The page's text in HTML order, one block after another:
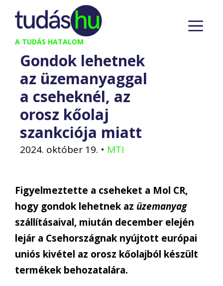
Kilépés
tartalomba
A TUDÁS HATALOM
Gondok lehetnek
az üzemanyaggal
a cseheknél, az
orosz kőolaj
szankciója miatt
2024. október 19. • MTI
Figyelmeztette a cseheket a Mol CR,
hogy gondok lehetnek az üzemanyag
szállításaival, miután december elején
lejár a Csehországnak nyújtott európai
uniós kivétel az orosz kőolajból készült
termékek behozatalára.